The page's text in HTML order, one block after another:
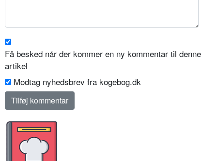
Få besked når der kommer en ny kommentar til denne
artikel
Modtag nyhedsbrev fra kogebog.dk